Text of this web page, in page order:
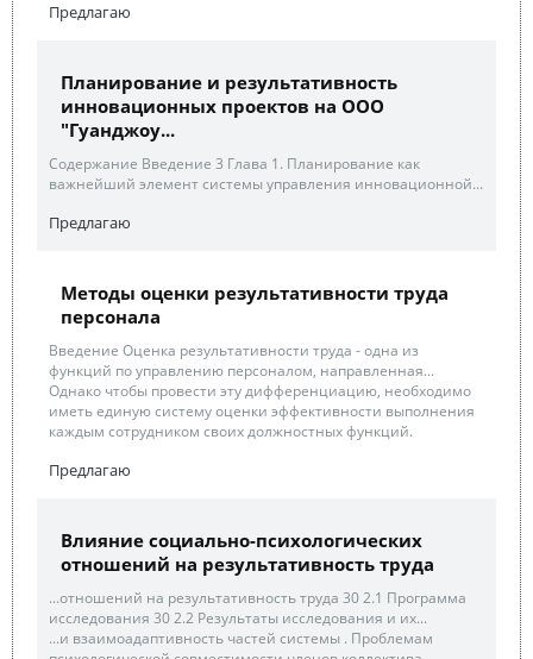
Предлагаю
Планирование и результативность
инновационных проектов на ООО
"Гуанджоу...
Содержание Введение 3 Глава 1. Планирование как
важнейший элемент системы управления инновационной...
Предлагаю
Методы оценки результативности труда
персонала
Введение Оценка результативности труда - одна из
функций по управлению персоналом, направленная...
Однако чтобы провести эту дифференциацию, необходимо
иметь единую систему оценки эффективности выполнения
каждым сотрудником своих должностных функций.
Предлагаю
Влияние социально-психологических
отношений на результативность труда
...отношений на результативность труда 30 2.1 Программа
исследования 30 2.2 Результаты исследования и их...
...и взаимоадаптивность частей системы . Проблемам